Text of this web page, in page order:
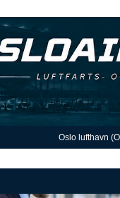
Oslo lufthavn